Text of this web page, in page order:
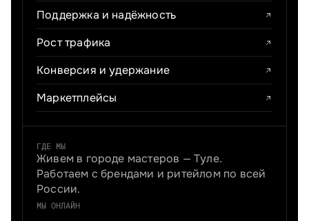
Поддержка и надёжность
Рост трафика
Конверсия и удержание
Маркетплейсы
ГДЕ МЫ
Живем в городе мастеров — Туле.
Работаем с брендами и ритейлом по всей
России.
МЫ ОНЛАЙН